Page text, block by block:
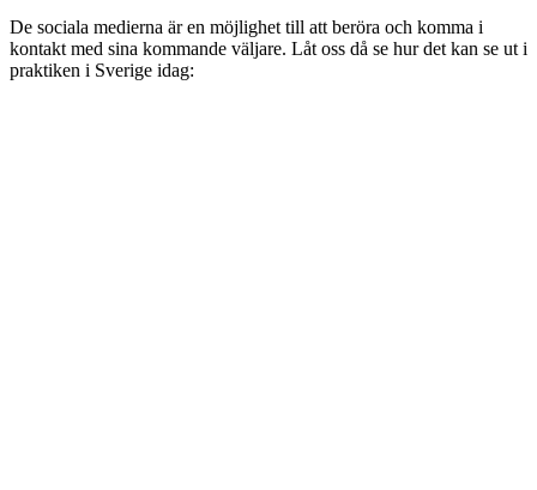
De sociala medierna är en möjlighet till att beröra och komma i
kontakt med sina kommande väljare. Låt oss då se hur det kan se ut i
praktiken i Sverige idag: